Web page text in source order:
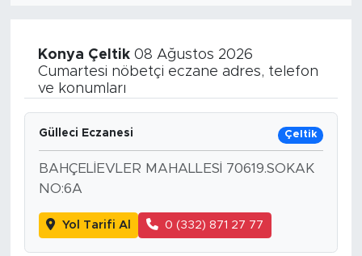
Konya Çeltik08 Ağustos 2026
Cumartesi nöbetçi eczane adres, telefon
ve konumları
Gülleci Eczanesi Çeltik
BAHÇELİEVLER MAHALLESİ 70619.SOKAK
NO:6A
Yol Tarifi Al 0 (332) 871 27 77
Siyaset
Spor
Eğitim